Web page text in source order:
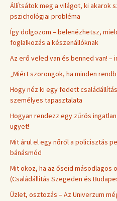
Állítsátok meg a világot, ki akarok
pszichológiai probléma
Így dolgozom – belenézhetsz,
foglalkozás a készenállóknak
Az erő veled van és benned van!
„Miért szorongok, ha minden
Hogy néz ki egy fedett
személyes tapasztalata
Hogyan rendezz egy zűrös
ügyet!
Mit árul el egy nőről a policisztás
bánásmód
Mit okoz, ha az őseid másodlagos
(Családállítás Szegeden és
Üzlet, osztozás – Az Univerzum